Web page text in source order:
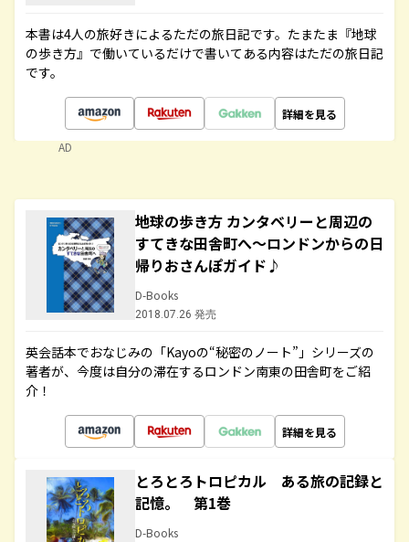
本書は4人の旅好きによるただの旅日記です。たまたま『地球
の歩き方』で働いているだけで書いてある内容はただの旅日記
です。
詳細を見る
AD
地球の歩き方 カンタベリーと周辺の
すてきな田舎町へ～ロンドンからの日
帰りおさんぽガイド♪
D-Books
2018.07.26 発売
英会話本でおなじみの「Kayoの“秘密のノート”」シリーズの
著者が、今度は自分の滞在するロンドン南東の田舎町をご紹
介！
詳細を見る
とろとろトロピカル ある旅の記録と
記憶。 第1巻
D-Books